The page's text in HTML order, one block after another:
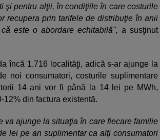
şi pentru alţii, în condiţiile în care costurile
recupera prin tarifele de distribuţie în anii
este o abordare echitabilă", a susţinut
încă 1.716 localităţi, adică s-ar ajunge la
noi consumatori, costurile suplimentare
14 ani vor fi până la 14 lei pe MWh,
12% din factura existentă.
va ajunge la situaţia în care fiecare familie
lei pe an suplimentar ca alţi consumatori